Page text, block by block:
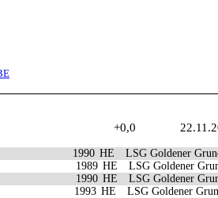
+0,0
1990 HE
LSG Goldener
1989 HE
LSG Goldener
1990 HE
LSG Goldener
1993 HE LSG Goldener